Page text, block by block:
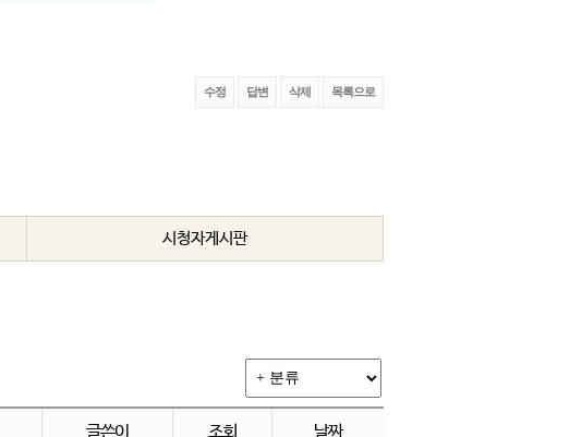
수정 답변 삭제 목록으로
시청자게시판
글쓴이 조회 날짜